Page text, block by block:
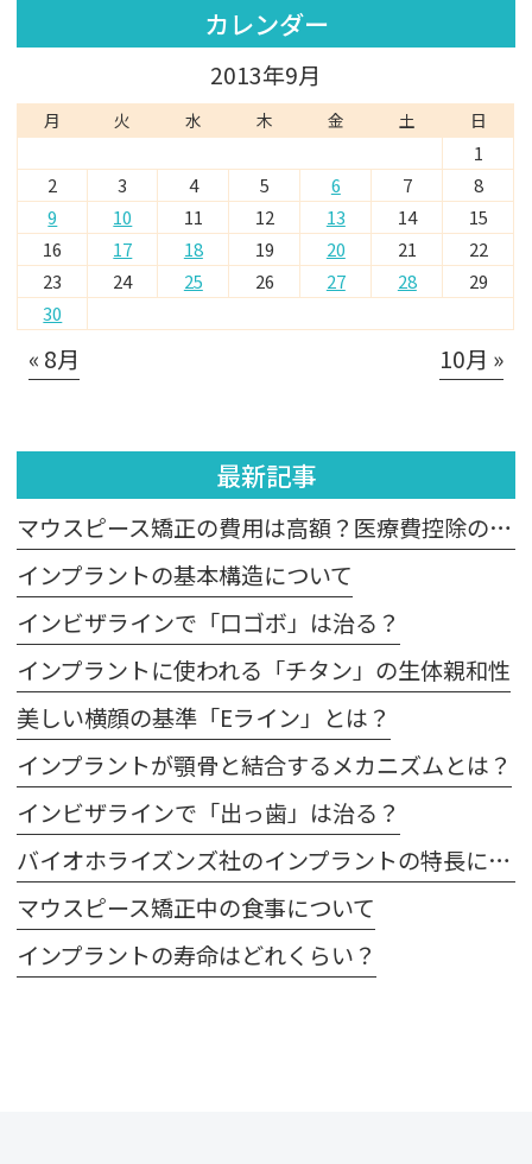
カレンダー
2013年9月
月 火 水 木 金 土 日
1
2
3 4 5 6 7
8
9
10 11 12 13 14
15
16
17 18 19 20 21
22
23
24 25 26 27 28
29
30
« 8月 10月 »
最新記事
マウスピース矯正の費用は高額？医療費控除の適用は？
インプラントの基本構造について
インビザラインで「口ゴボ」は治る？
インプラントに使われる「チタン」の生体親和性
美しい横顔の基準「Eライン」とは？
インプラントが顎骨と結合するメカニズムとは？
インビザラインで「出っ歯」は治る？
バイオホライズンズ社のインプラントの特長について
マウスピース矯正中の食事について
インプラントの寿命はどれくらい？